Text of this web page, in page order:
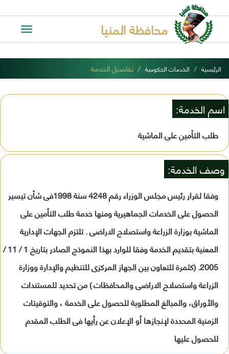
Toggle
محافظة المنيا
الرئيسية الخدمات الحكومية تفاصيل الخدمة
اسم الخدمة:
طلب التأمين على الماشية
وصف الخدمة:
وفقا لقرار رئيس مجلس الوزراء رقم 4248 سنة 1998فى شأن تيسير
الحصول على الخدمات الجماهيرية ومنها خدمة طلب التأمين على
الماشية بوزارة الزراعة واستصلاح الاراضى . تلتزم الجهات الإدارية
المعنية بتقديم الخدمة وفقا للوارد بهذا النموذج الصادر بتاريخ 1 / 11 /
2005. (كثمرة للتعاون بين الجهاز المركزى للتنظيم والإدارة ووزارة
الزراعة واستصلاح الاراضى والمحافظات ) من تحديد للمستندات
والأوراق، والمبالغ المطلوبة للحصول على الخدمة ، والتوقيتات
الزمنية المحددة لإنجازها أو الإعلان عن رأيها فى الطلب المقدم
للحصول عليها